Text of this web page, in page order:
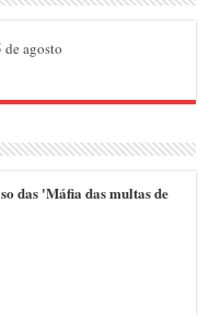
de agosto
das 'Máfia das multas de